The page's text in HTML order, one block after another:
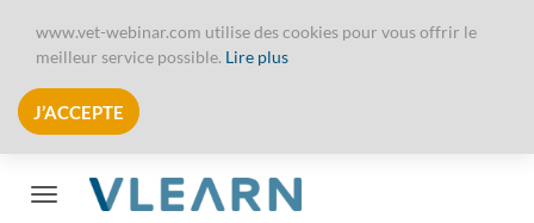
www.vet-webinar.com utilise des cookies pour vous offrir le
meilleur service possible. Lire plus
J’ACCEPTE
Afficher/Masquer le menu